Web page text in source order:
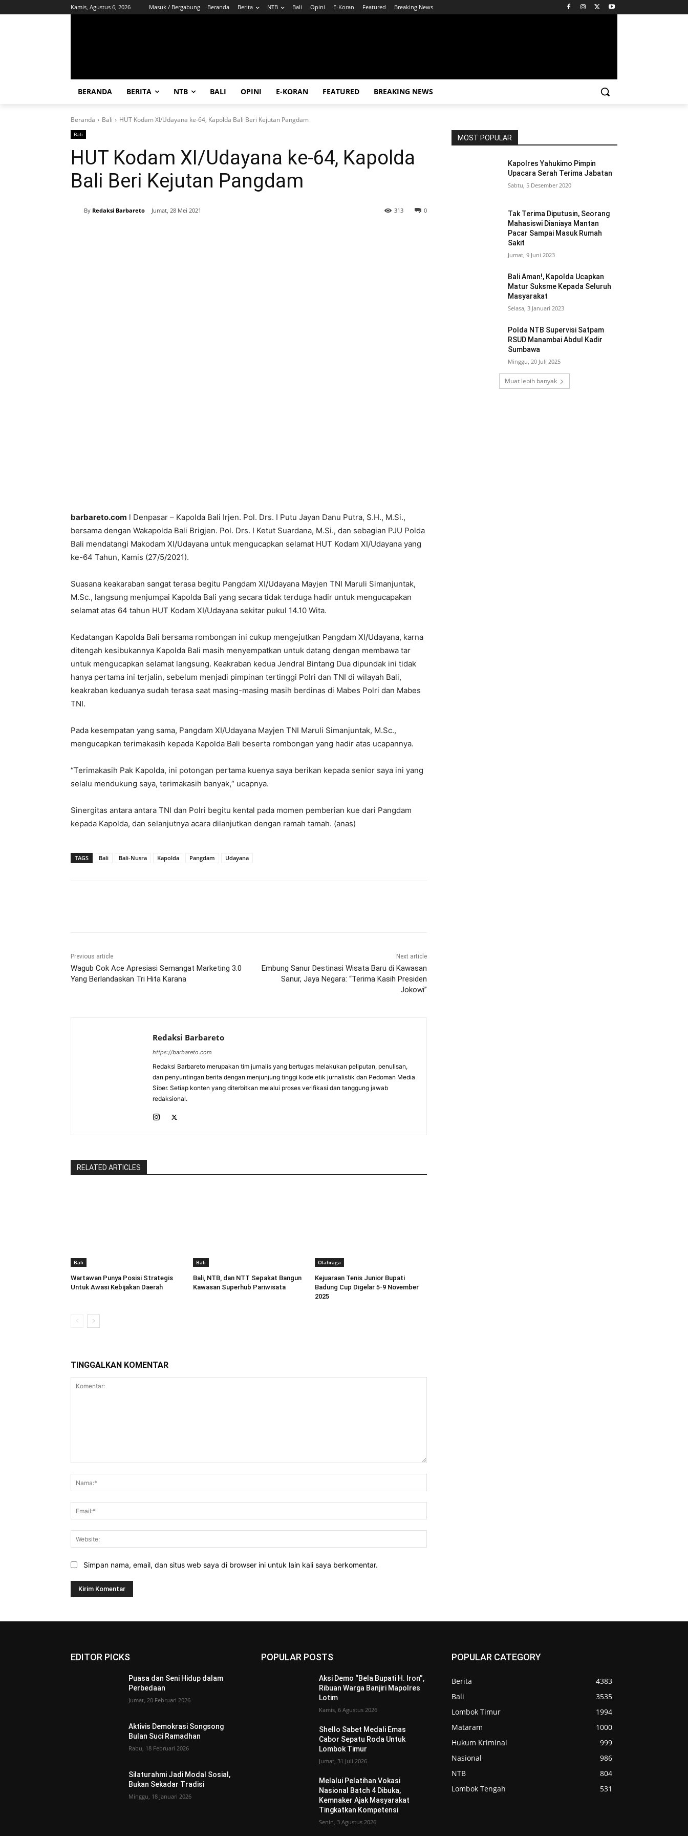
Kamis, Agustus 6, 2026 Masuk / Bergabung Beranda Berita NTB Bali Opini E-Koran Featured Breaking News
BERANDA BERITA NTB BALI OPINI E-KORAN FEATURED BREAKING NEWS
Beranda Bali HUT Kodam XI/Udayana ke-64, Kapolda Bali Beri Kejutan Pangdam
Bali
HUT Kodam XI/Udayana ke-64, Kapolda
Bali Beri Kejutan Pangdam
By Redaksi Barbareto Jumat, 28 Mei 2021 0
313
barbareto.com l Denpasar – Kapolda Bali Irjen. Pol. Drs. I Putu Jayan Danu Putra, S.H., M.Si.,
bersama dengan Wakapolda Bali Brigjen. Pol. Drs. I Ketut Suardana, M.Si., dan sebagian PJU Polda
Bali mendatangi Makodam XI/Udayana untuk mengucapkan selamat HUT Kodam XI/Udayana yang
ke-64 Tahun, Kamis (27/5/2021).
Suasana keakaraban sangat terasa begitu Pangdam XI/Udayana Mayjen TNI Maruli Simanjuntak,
M.Sc., langsung menjumpai Kapolda Bali yang secara tidak terduga hadir untuk mengucapakan
selamat atas 64 tahun HUT Kodam XI/Udayana sekitar pukul 14.10 Wita.
Kedatangan Kapolda Bali bersama rombongan ini cukup mengejutkan Pangdam XI/Udayana, karna
ditengah kesibukannya Kapolda Bali masih menyempatkan untuk datang dengan membawa tar
untuk mengucapkan selamat langsung. Keakraban kedua Jendral Bintang Dua dipundak ini tidak
hanya pertama ini terjalin, sebelum menjadi pimpinan tertinggi Polri dan TNI di wilayah Bali,
keakraban keduanya sudah terasa saat masing-masing masih berdinas di Mabes Polri dan Mabes
TNI.
Pada kesempatan yang sama, Pangdam XI/Udayana Mayjen TNI Maruli Simanjuntak, M.Sc.,
mengucapkan terimakasih kepada Kapolda Bali beserta rombongan yang hadir atas ucapannya.
“Terimakasih Pak Kapolda, ini potongan pertama kuenya saya berikan kepada senior saya ini yang
selalu mendukung saya, terimakasih banyak,“ ucapnya.
Sinergitas antara antara TNI dan Polri begitu kental pada momen pemberian kue dari Pangdam
kepada Kapolda, dan selanjutnya acara dilanjutkan dengan ramah tamah. (anas)
TAGS Bali Bali-Nusra Kapolda Pangdam Udayana
Previous article
Wagub Cok Ace Apresiasi Semangat Marketing 3.0
Yang Berlandaskan Tri Hita Karana
Next article
Embung Sanur Destinasi Wisata Baru di Kawasan
Sanur, Jaya Negara: “Terima Kasih Presiden
Jokowi”
Redaksi Barbareto
https://barbareto.com
Redaksi Barbareto merupakan tim jurnalis yang bertugas melakukan peliputan, penulisan,
dan penyuntingan berita dengan menjunjung tinggi kode etik jurnalistik dan Pedoman Media
Siber. Setiap konten yang diterbitkan melalui proses verifikasi dan tanggung jawab
redaksional.
RELATED ARTICLES
Bali
Wartawan Punya Posisi Strategis
Untuk Awasi Kebijakan Daerah
Bali
Bali, NTB, dan NTT Sepakat Bangun
Kawasan Superhub Pariwisata
Olahraga
Kejuaraan Tenis Junior Bupati
Badung Cup Digelar 5-9 November
2025
TINGGALKAN KOMENTAR
Simpan nama, email, dan situs web saya di browser ini untuk lain kali saya berkomentar.
MOST POPULAR
Kapolres Yahukimo Pimpin
Upacara Serah Terima Jabatan
Sabtu, 5 Desember 2020
Tak Terima Diputusin, Seorang
Mahasiswi Dianiaya Mantan
Pacar Sampai Masuk Rumah
Sakit
Jumat, 9 Juni 2023
Bali Aman!, Kapolda Ucapkan
Matur Suksme Kepada Seluruh
Masyarakat
Selasa, 3 Januari 2023
Polda NTB Supervisi Satpam
RSUD Manambai Abdul Kadir
Sumbawa
Minggu, 20 Juli 2025
Muat lebih banyak
EDITOR PICKS
Puasa dan Seni Hidup dalam
Perbedaan
Jumat, 20 Februari 2026
Aktivis Demokrasi Songsong
Bulan Suci Ramadhan
Rabu, 18 Februari 2026
Silaturahmi Jadi Modal Sosial,
Bukan Sekadar Tradisi
Minggu, 18 Januari 2026
POPULAR POSTS
Aksi Demo “Bela Bupati H. Iron”,
Ribuan Warga Banjiri Mapolres
Lotim
Kamis, 6 Agustus 2026
Shello Sabet Medali Emas
Cabor Sepatu Roda Untuk
Lombok Timur
Jumat, 31 Juli 2026
Melalui Pelatihan Vokasi
Nasional Batch 4 Dibuka,
Kemnaker Ajak Masyarakat
Tingkatkan Kompetensi
Senin, 3 Agustus 2026
POPULAR CATEGORY
Berita
4383
Bali
3535
Lombok Timur
1994
Mataram
1000
Hukum Kriminal
999
Nasional
986
NTB
804
Lombok Tengah
531